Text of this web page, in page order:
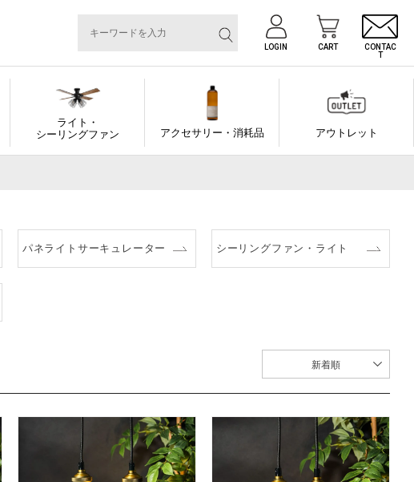
LOGIN CART
CONTAC
T
ライト・
シーリングファン
アクセサリー・消耗品 アウトレット
パネライトサーキュレーター シーリングファン・ライト
新着順